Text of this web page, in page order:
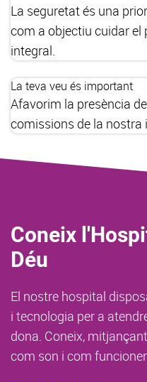
La seguretat és una
com a objectiu cuidar
integral.
La teva veu és important
Afavorim la presència
comissions de la nostra
Coneix
Déu
El nostre hospital
i tecnologia per a
dona. Coneix,
com son i com